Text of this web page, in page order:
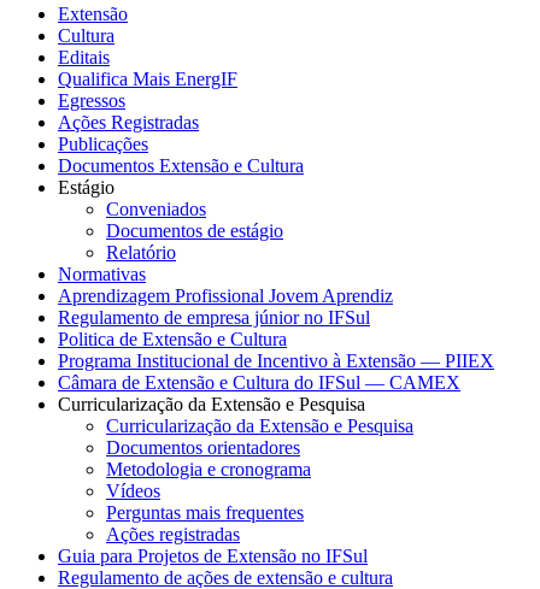
Extensão
Cultura
Editais
Qualifica Mais EnergIF
Egressos
Ações Registradas
Publicações
Documentos Extensão e Cultura
Estágio
Conveniados
Documentos de estágio
Relatório
Normativas
Aprendizagem Profissional Jovem Aprendiz
Regulamento de empresa júnior no IFSul
Politica de Extensão e Cultura
Programa Institucional de Incentivo à Extensão — PIIEX
Câmara de Extensão e Cultura do IFSul — CAMEX
Curricularização da Extensão e Pesquisa
Curricularização da Extensão e Pesquisa
Documentos orientadores
Metodologia e cronograma
Vídeos
Perguntas mais frequentes
Ações registradas
Guia para Projetos de Extensão no IFSul
Regulamento de ações de extensão e cultura